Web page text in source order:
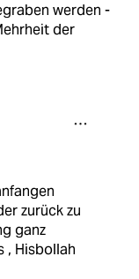
werden -
der
zurück zu
ganz
, Hisbollah